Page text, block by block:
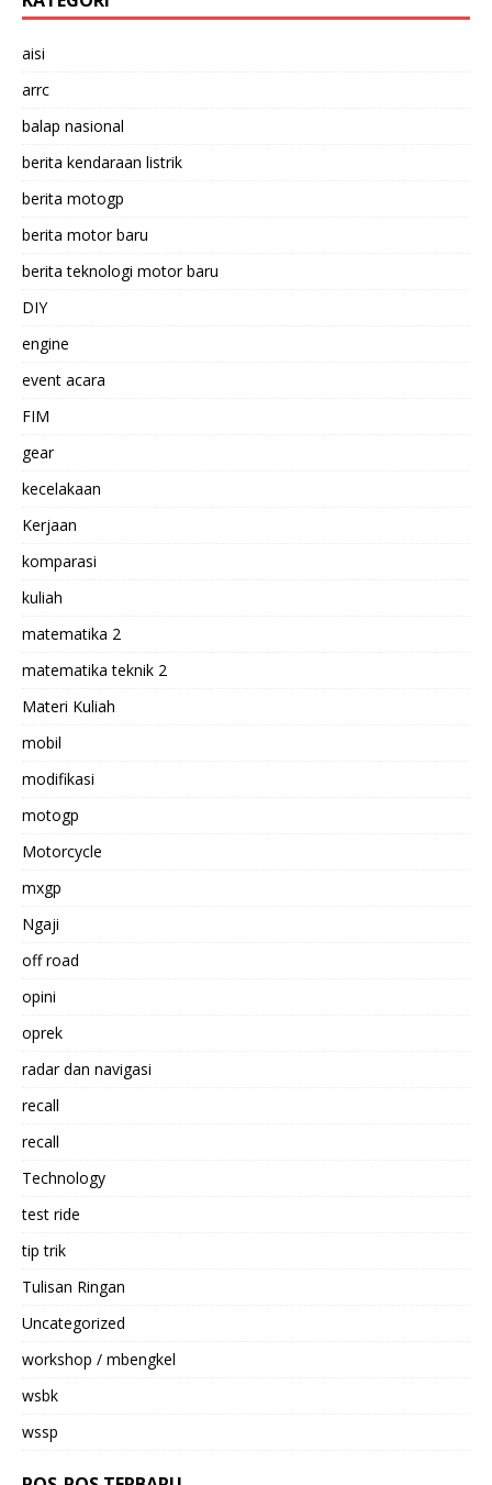
aisi
arrc
balap nasional
berita kendaraan listrik
berita motogp
berita motor baru
berita teknologi motor baru
DIY
engine
event acara
FIM
gear
kecelakaan
Kerjaan
komparasi
kuliah
matematika 2
matematika teknik 2
Materi Kuliah
mobil
modifikasi
motogp
Motorcycle
mxgp
Ngaji
off road
opini
oprek
radar dan navigasi
recall
recall
Technology
test ride
tip trik
Tulisan Ringan
Uncategorized
workshop / mbengkel
wsbk
wssp